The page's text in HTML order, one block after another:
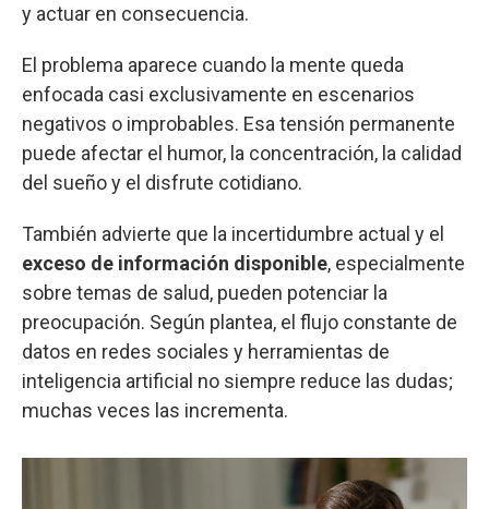
y actuar en consecuencia.
El problema aparece cuando la mente queda
enfocada casi exclusivamente en escenarios
negativos o improbables. Esa tensión permanente
puede afectar el humor, la concentración, la calidad
del sueño y el disfrute cotidiano.
También advierte que la incertidumbre actual y el
exceso de información disponible, especialmente
sobre temas de salud, pueden potenciar la
preocupación. Según plantea, el flujo constante de
datos en redes sociales y herramientas de
inteligencia artificial no siempre reduce las dudas;
muchas veces las incrementa.